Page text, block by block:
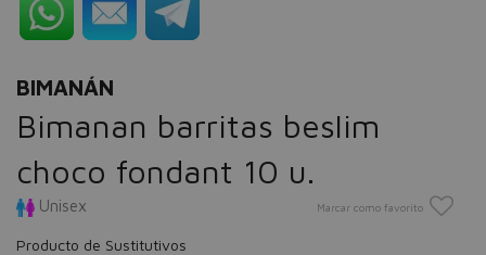
BIMANÁN
Bimanan barritas beslim
choco fondant 10 u.
Unisex Marcar como favorito
Producto de Sustitutivos